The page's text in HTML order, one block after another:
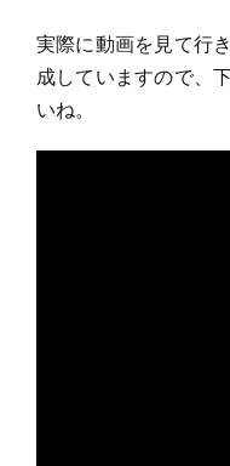
実際に動画を見て行
成していますので、
いね。